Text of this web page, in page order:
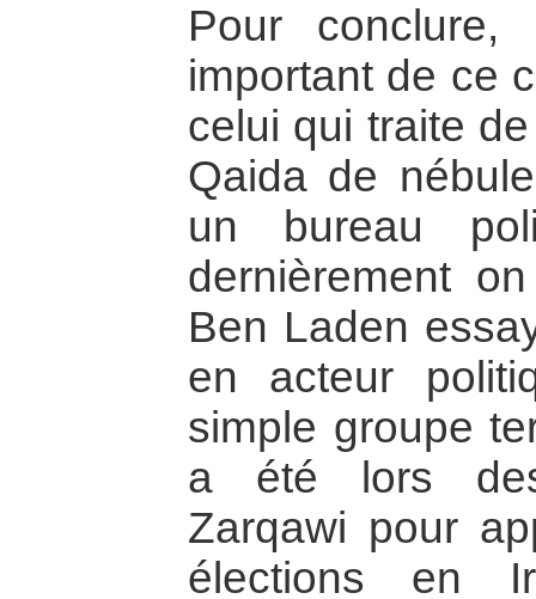
Pour
important de ce
celui qui traite
Qaida de
un bureau
dernièrement
Ben Laden
en acteur
simple groupe
a été lors des
Zarqawi pour
élections en